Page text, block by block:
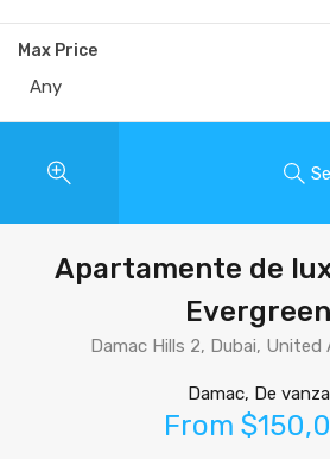
Max Price
Any
Apartamente de
Damac Hills 2, Dubai, United
Damac, De
From